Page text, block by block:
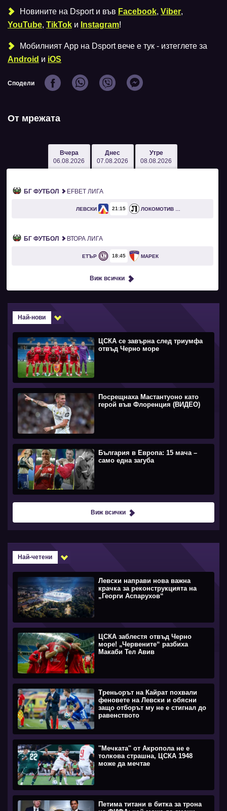
Новините на Dsport и във Facebook, Viber,
YouTube, TikTok и Instagram!
Мобилният Аpp на Dsport вече е тук - изтеглете за
Android и iOS
Сподели
От мрежата
Вчера
06.08.2026
Днес
07.08.2026
Утре
08.08.2026
БГ ФУТБОЛ EFBET ЛИГА
ЛЕВСКИ 21 15
БГ ФУТБОЛ ВТОРА ЛИГА
ЕТЪР 18 45 МАРЕК
Виж всички
Най-нови
ЦСКА се завърна след триумфа
отвъд Черно море
Посрещнаха Мастантуоно като
герой във Флоренция (ВИДЕО)
България в Европа: 15 мача –
само една загуба
Виж всички
Най-четени
Левски направи нова важна
крачка за реконструкцията на
„Георги Аспарухов“
ЦСКА заблестя отвъд Черно
море! „Червените“ разбиха
Макаби Тел Авив
Треньорът на Кайрат похвали
феновете на Левски и обясни
защо отборът му не е стигнал до
равенството
''Мечката'' от Акропола не е
толкова страшна, ЦСКА 1948
може да мечтае
Петима титани в битка за трона